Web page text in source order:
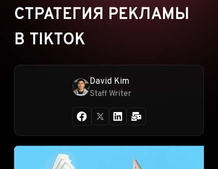
СТРАТЕГИЯ РЕКЛАМЫ
В TIKTOK
David Kim
Staff Writer